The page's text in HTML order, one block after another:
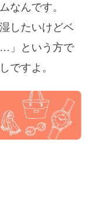
なんです。
したいけどベ
」という方で
ですよ。